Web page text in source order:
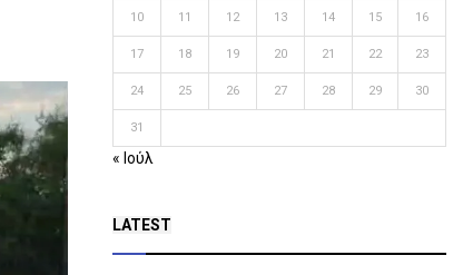
10 11 12 13 14 15 16
17 18 19 20 21 22 23
24 25 26 27 28 29 30
31
« Ιούλ
LATEST